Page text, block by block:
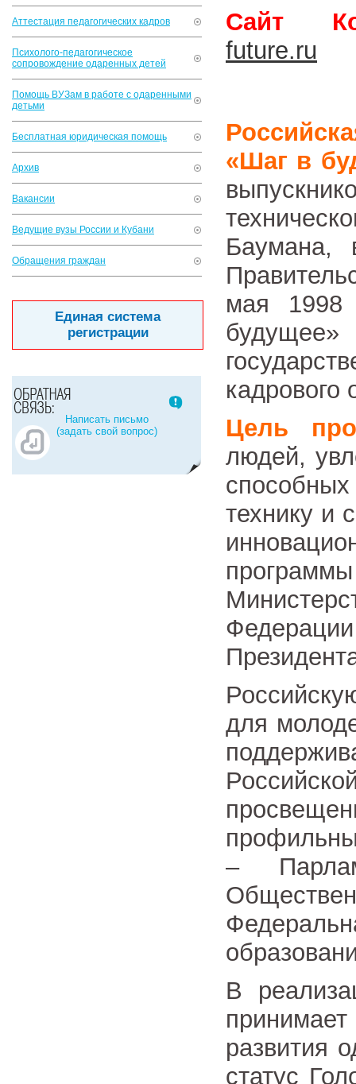
Аттестация педагогических кадров
Психолого-педагогическое
сопровождение одаренных детей
Помощь ВУЗам в работе с одаренными
детьми
Бесплатная юридическая помощь
Архив
Вакансии
Ведущие вузы России и Кубани
Обращения граждан
Единая система
регистрации
Написать письмо
(задать свой вопрос)
Сайт
future.ru
«Шаг в
Баумана,
мая
кадрового
Цель
людей,
технику и
для
–
В
развития
статус